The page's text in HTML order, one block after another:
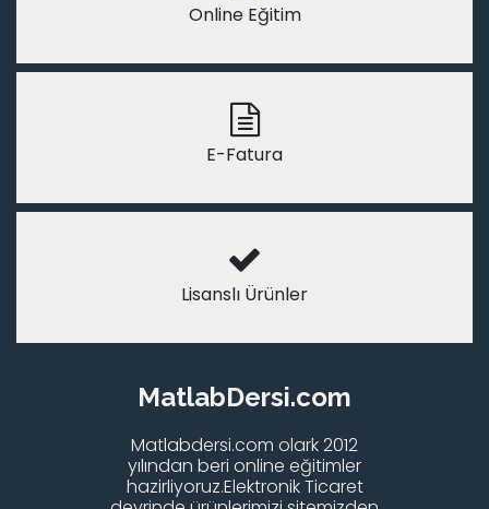
Online Eğitim
E-Fatura
Lisanslı Ürünler
MatlabDersi.com
Matlabdersi.com olark 2012
yılından beri online eğitimler
hazirliyoruz.Elektronik Ticaret